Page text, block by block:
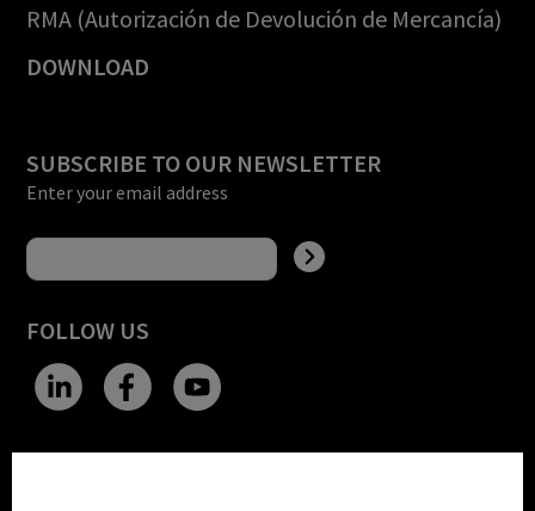
RMA (Autorización de Devolución de Mercancía)
DOWNLOAD
SUBSCRIBE TO OUR NEWSLETTER
Enter your email address
FOLLOW US